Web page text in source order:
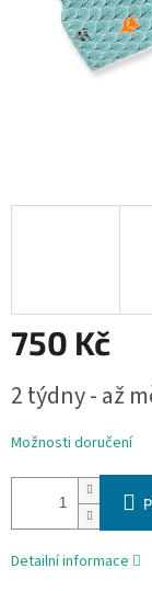
750 Kč
cena:
2 týdny - až
Možnosti doručení
Detailní informace